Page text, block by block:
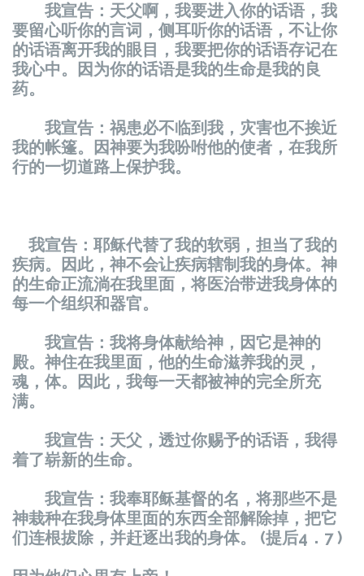
我宣告：天父啊，我要进入你的话语，我
要留心听你的言词，侧耳听你的话语，不让你
的话语离开我的眼目，我要把你的话语存记在
我心中。因为你的话语是我的生命是我的良
药。
我宣告：祸患必不临到我，灾害也不挨近
我的帐篷。因神要为我吩咐他的使者，在我所
行的一切道路上保护我。
我宣告：耶稣代替了我的软弱，担当了我的
疾病。因此，神不会让疾病辖制我的身体。神
的生命正流淌在我里面，将医治带进我身体的
每一个组织和器官。
我宣告：我将身体献给神，因它是神的
殿。神住在我里面，他的生命滋养我的灵，
魂，体。因此，我每一天都被神的完全所充
满。
我宣告：天父，透过你赐予的话语，我得
着了崭新的生命。
我宣告：我奉耶稣基督的名，将那些不是
神栽种在我身体里面的东西全部解除掉，把它
们连根拔除，并赶逐出我的身体。 (提后4．7 )